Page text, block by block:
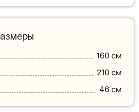
160 см
210 см
46 см